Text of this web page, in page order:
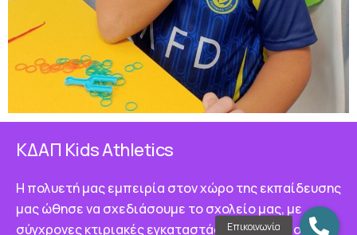
ΚΔΑΠ Κids Athletics
Η πολυετή μας εμπειρία στον χώρο της εκπαίδευσης
μας ώθησε να σχεδιάσουμε το σχολείο μας, με
σύγχρονες κτιριακές εγκαταστάσεις που τηρούν τις